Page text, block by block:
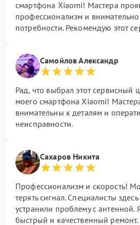
смартфона Xiaomi! Мастера
профессионализм и
потребности. Рекомендую этот
Самойлов Александр
Рад, что выбрал этот сервисный
моего смартфона Xiaomi!
внимательны к деталям и
неисправности.
Сахаров Никита
Профессионализм и скорость!
терять сигнал. Специалисты
устранили проблему с антенной.
быстрый и качественный ремонт.